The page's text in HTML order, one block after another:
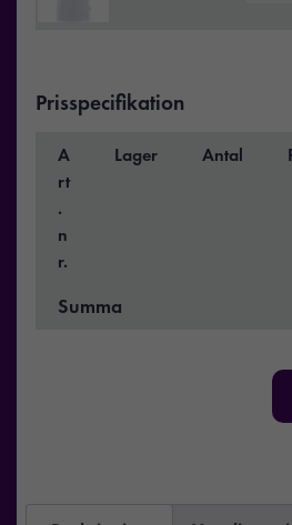
Prisspecifikation
A
rt
.
n
r.
Lager Antal
Summa